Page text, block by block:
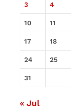
3 4
10 11
17 18
24 25
31
« Jul